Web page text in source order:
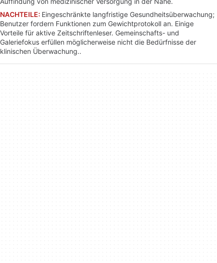
NACHTEILE: Eingeschränkte langfristige Gesundheitsüberwachung;
Benutzer fordern Funktionen zum Gewichtprotokoll an. Einige
Vorteile für aktive Zeitschriftenleser. Gemeinschafts- und
Galeriefokus erfüllen möglicherweise nicht die Bedürfnisse der
klinischen Überwachung..